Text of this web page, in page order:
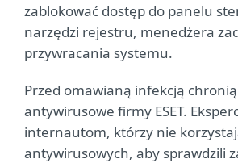
zablokować dostęp do panelu
narzędzi rejestru, menedżera
przywracania systemu.
Przed omawianą infekcją
antywirusowe firmy ESET.
internautom, którzy nie
antywirusowych, aby sprawdzili